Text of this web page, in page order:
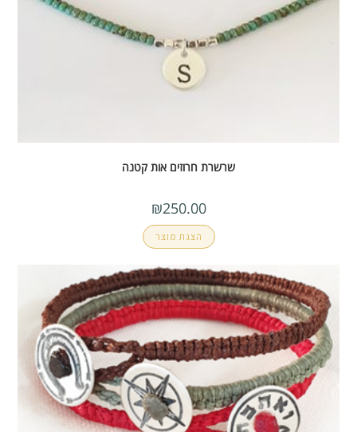
שרשרת חרוזים אות קטנה
₪250.00
הצגת מוצר